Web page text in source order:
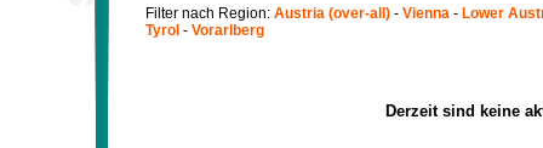
Filter nach Region: Austria (over-all) - Vienna - Lower
Tyrol - Vorarlberg
Derzeit sind keine